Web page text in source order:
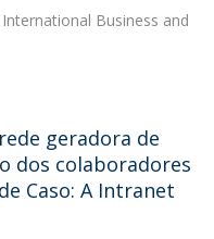
International Business and
geradora de
dos colaboradores
Caso: A Intranet